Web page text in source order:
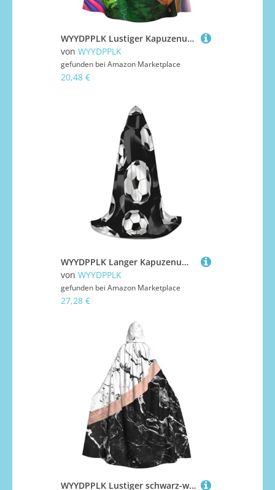
WYYDPPLK Lustiger Kapuzenumhang mit Heißluftballons für Erwachsene – Unisex, Halloween, Weihnachten, Cosplay-Umhang
von WYYDPPLK
gefunden bei Amazon Marketplace
20,48 €
WYYDPPLK Langer Kapuzenumhang für Teenager, Fußball, schwarzer Druck, Cosplay, Rollenparty, Halloween-Kostüme
von WYYDPPLK
gefunden bei Amazon Marketplace
27,28 €
WYYDPPLK Lustiger schwarz-weißer Kapuzenumhang mit Marmor-Druck für Erwachsene – Unisex, Halloween, Weihnachten und Ostern, Events, Cosplay-Umhang